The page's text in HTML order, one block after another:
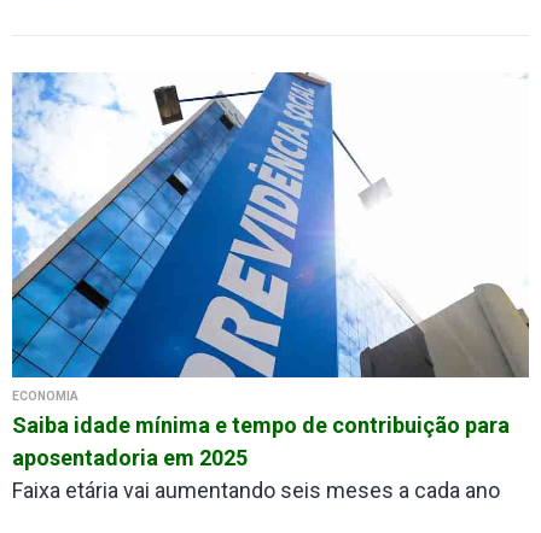
ECONOMIA
Saiba idade mínima e tempo de contribuição para
aposentadoria em 2025
Faixa etária vai aumentando seis meses a cada ano